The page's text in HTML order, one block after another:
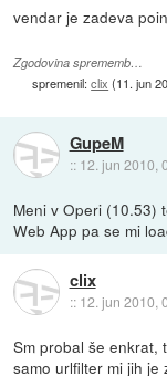
vendar je zadeva
Zgodovina sprememb…
spremenil:clix (11. jun
GupeM
:: 12. jun 2010,
Meni v Operi (10.53)
Web App pa se mi
clix
:: 12. jun 2010,
Sm probal še enkrat,
samo urlfilter mi jih je